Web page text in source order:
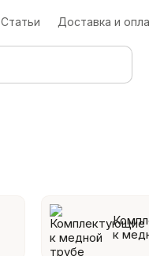
Статьи Доставка и
к